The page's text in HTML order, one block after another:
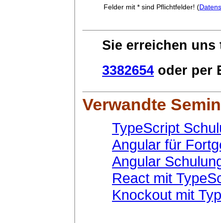
Felder mit * sind Pflichtfelder! (
Sie erreichen
3382654 oder per
Verwandte
TypeScript
Angular für
Angular
React mit
Knockout mit